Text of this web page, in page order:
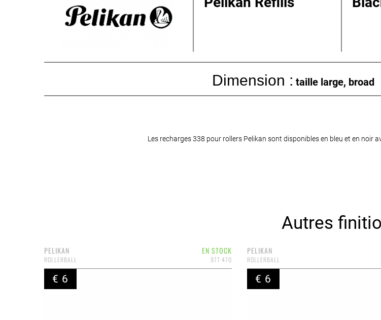
Dimension : taille large, broad
Les recharges 338 pour rollers Pelikan sont disponibles en bleu et en noir
Autres
EN STOCK
PELIKAN
977 470
ROLLERBALL
€ 6
PELIKAN
ROLLERBALL
€ 6